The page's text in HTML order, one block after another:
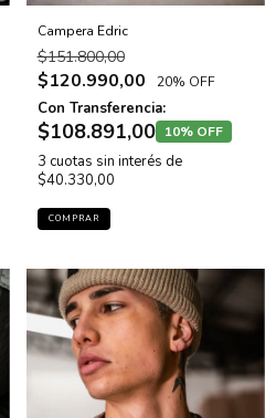
Campera Edric
$151.800,00
$120.990,00 20% OFF
Con Transferencia:
$108.891,00 10% OFF
3 cuotas sin interés de
$40.330,00
COMPRAR